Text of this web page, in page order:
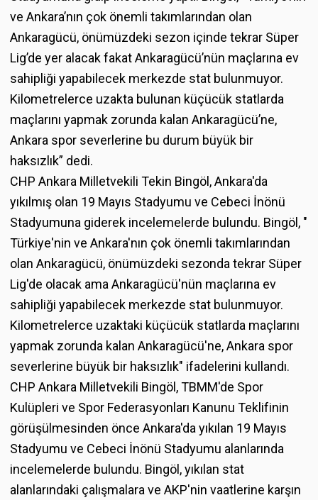
ve Ankara’nın çok önemli takımlarından olan
Ankaragücü, önümüzdeki sezon içinde tekrar Süper
Lig’de yer alacak fakat Ankaragücü’nün maçlarına ev
sahipliği yapabilecek merkezde stat bulunmuyor.
Kilometrelerce uzakta bulunan küçücük statlarda
maçlarını yapmak zorunda kalan Ankaragücü’ne,
Ankara spor severlerine bu durum büyük bir
haksızlık” dedi.
CHP Ankara Milletvekili Tekin Bingöl, Ankara'da
yıkılmış olan 19 Mayıs Stadyumu ve Cebeci İnönü
Stadyumuna giderek incelemelerde bulundu. Bingöl, "
Türkiye'nin ve Ankara'nın çok önemli takımlarından
olan Ankaragücü, önümüzdeki sezonda tekrar Süper
Lig'de olacak ama Ankaragücü'nün maçlarına ev
sahipliği yapabilecek merkezde stat bulunmuyor.
Kilometrelerce uzaktaki küçücük statlarda maçlarını
yapmak zorunda kalan Ankaragücü'ne, Ankara spor
severlerine büyük bir haksızlık" ifadelerini kullandı.
CHP Ankara Milletvekili Bingöl, TBMM'de Spor
Kulüpleri ve Spor Federasyonları Kanunu Teklifinin
görüşülmesinden önce Ankara'da yıkılan 19 Mayıs
Stadyumu ve Cebeci İnönü Stadyumu alanlarında
incelemelerde bulundu. Bingöl, yıkılan stat
alanlarındaki çalışmalara ve AKP'nin vaatlerine karşın